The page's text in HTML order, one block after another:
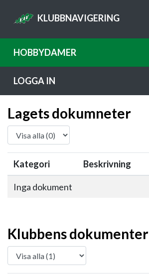
KLUBBNAVIGERING
HOBBYDAMER
LOGGA IN
Lagets dokumneter
Kategori Beskrivning
Inga dokument
Klubbens dokumenter